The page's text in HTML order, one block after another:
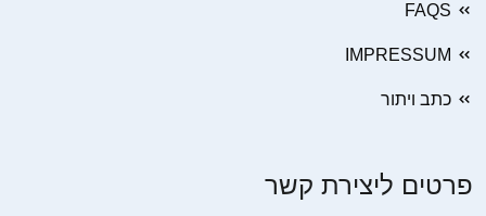
FAQS
IMPRESSUM
כתב ויתור
פרטים ליצירת קשר